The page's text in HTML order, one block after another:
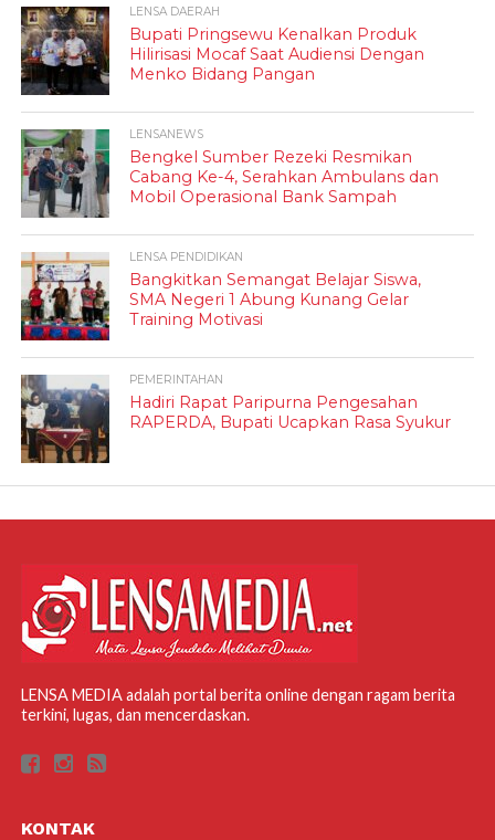
LENSA DAERAH
Bupati Pringsewu Kenalkan Produk
Hilirisasi Mocaf Saat Audiensi Dengan
Menko Bidang Pangan
LENSANEWS
Bengkel Sumber Rezeki Resmikan
Cabang Ke-4, Serahkan Ambulans dan
Mobil Operasional Bank Sampah
LENSA PENDIDIKAN
Bangkitkan Semangat Belajar Siswa,
SMA Negeri 1 Abung Kunang Gelar
Training Motivasi
PEMERINTAHAN
Hadiri Rapat Paripurna Pengesahan
RAPERDA, Bupati Ucapkan Rasa Syukur
LENSA MEDIA adalah portal berita online dengan ragam berita
terkini, lugas, dan mencerdaskan.
KONTAK